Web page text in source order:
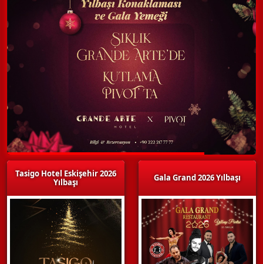
Tasigo Hotel Eskişehir 2026
Yılbaşı
Gala Grand 2026 Yılbaşı